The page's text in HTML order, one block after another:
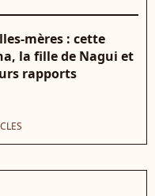
mères : cette
la fille de Nagui et
rapports